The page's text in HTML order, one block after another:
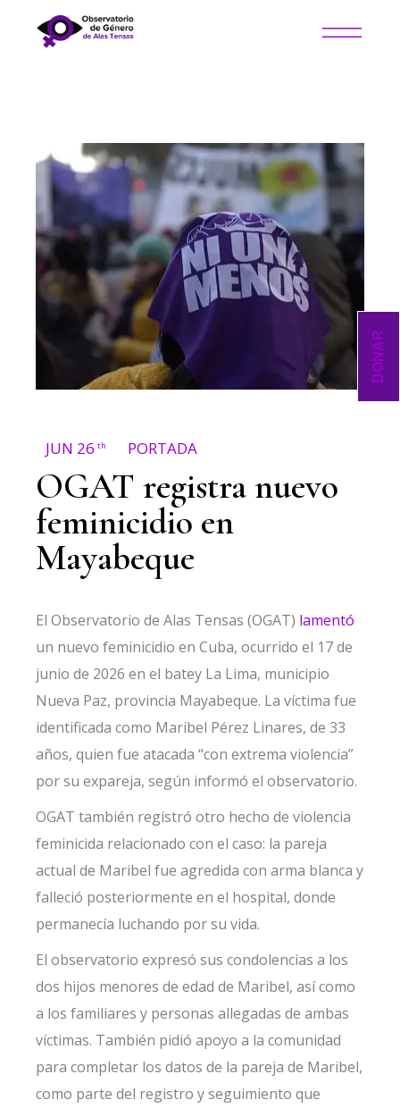
DONAR
JUN 26 th PORTADA
OGAT registra nuevo
feminicidio en
Mayabeque
El Observatorio de Alas Tensas (OGAT) lamentó
un nuevo feminicidio en Cuba, ocurrido el 17 de
junio de 2026 en el batey La Lima, municipio
Nueva Paz, provincia Mayabeque. La víctima fue
identificada como Maribel Pérez Linares, de 33
años, quien fue atacada “con extrema violencia”
por su expareja, según informó el observatorio.
OGAT también registró otro hecho de violencia
feminicida relacionado con el caso: la pareja
actual de Maribel fue agredida con arma blanca y
falleció posteriormente en el hospital, donde
permanecía luchando por su vida.
El observatorio expresó sus condolencias a los
dos hijos menores de edad de Maribel, así como
a los familiares y personas allegadas de ambas
víctimas. También pidió apoyo a la comunidad
para completar los datos de la pareja de Maribel,
como parte del registro y seguimiento que